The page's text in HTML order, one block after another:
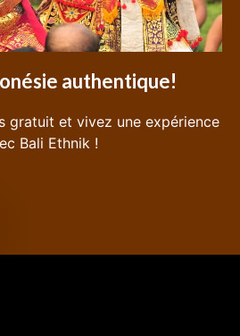
authentique!
gratuit et vivez une expérience
Bali Ethnik !